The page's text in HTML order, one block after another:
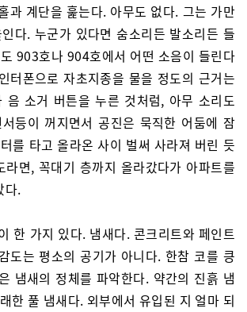
과 계단을 훑는다. 아무도 없다. 그는 가만
다. 누군가 있다면 숨소리든 발소리든 들
903호나 904호에서 어떤 소음이 들린다
터폰으로 자초지종을 물을 정도의 근거는
음 소거 버튼을 누른 것처럼, 아무 소리도
등이 꺼지면서 공진은 묵직한 어둠에 잠
를 타고 올라온 사이 벌써 사라져 버린 듯
면, 꼭대기 층까지 올라갔다가 아파트를
다.
한 가지 있다. 냄새다. 콘크리트와 페인트
도는 평소의 공기가 아니다. 한참 코를 킁
냄새의 정체를 파악한다. 약간의 진흙 냄
한 풀 냄새다. 외부에서 유입된 지 얼마 되